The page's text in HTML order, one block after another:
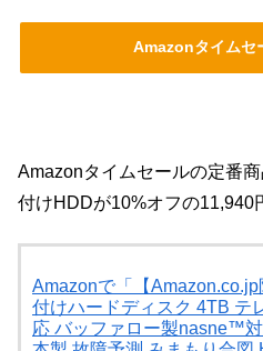
Amazonタイムセ
Amazonタイムセールの定番
付けHDDが10%オフの11,940
Amazonで「【
付けハードディスク 4TB テ
応 バッファロー製nasne™